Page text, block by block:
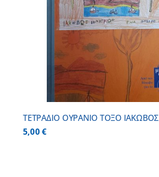
ΤΕΤΡΑΔΙΟ ΟΥΡΑΝΙΟ ΤΟΞΟ ΙΑΚΩΒΟΣ
5,00€